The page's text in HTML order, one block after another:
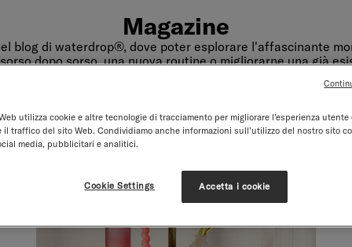
Magazine
blog di waterdrop®, dove poter esplorare l'affascinante
dopo sorso, una nuova routine o migliorarne una già
che ti appassioni il benessere e desideri
meglio l'importanza dell'idratazione, siamo qui per
utilizza cookie e altre tecnologie di tracciamento per migliorare l’esperienza utente
il traffico del sito Web. Condividiamo anche informazioni sull’utilizzo del nostro sito
media, pubblicitari e analitici.
Accetta i cookie
Cookie Settings